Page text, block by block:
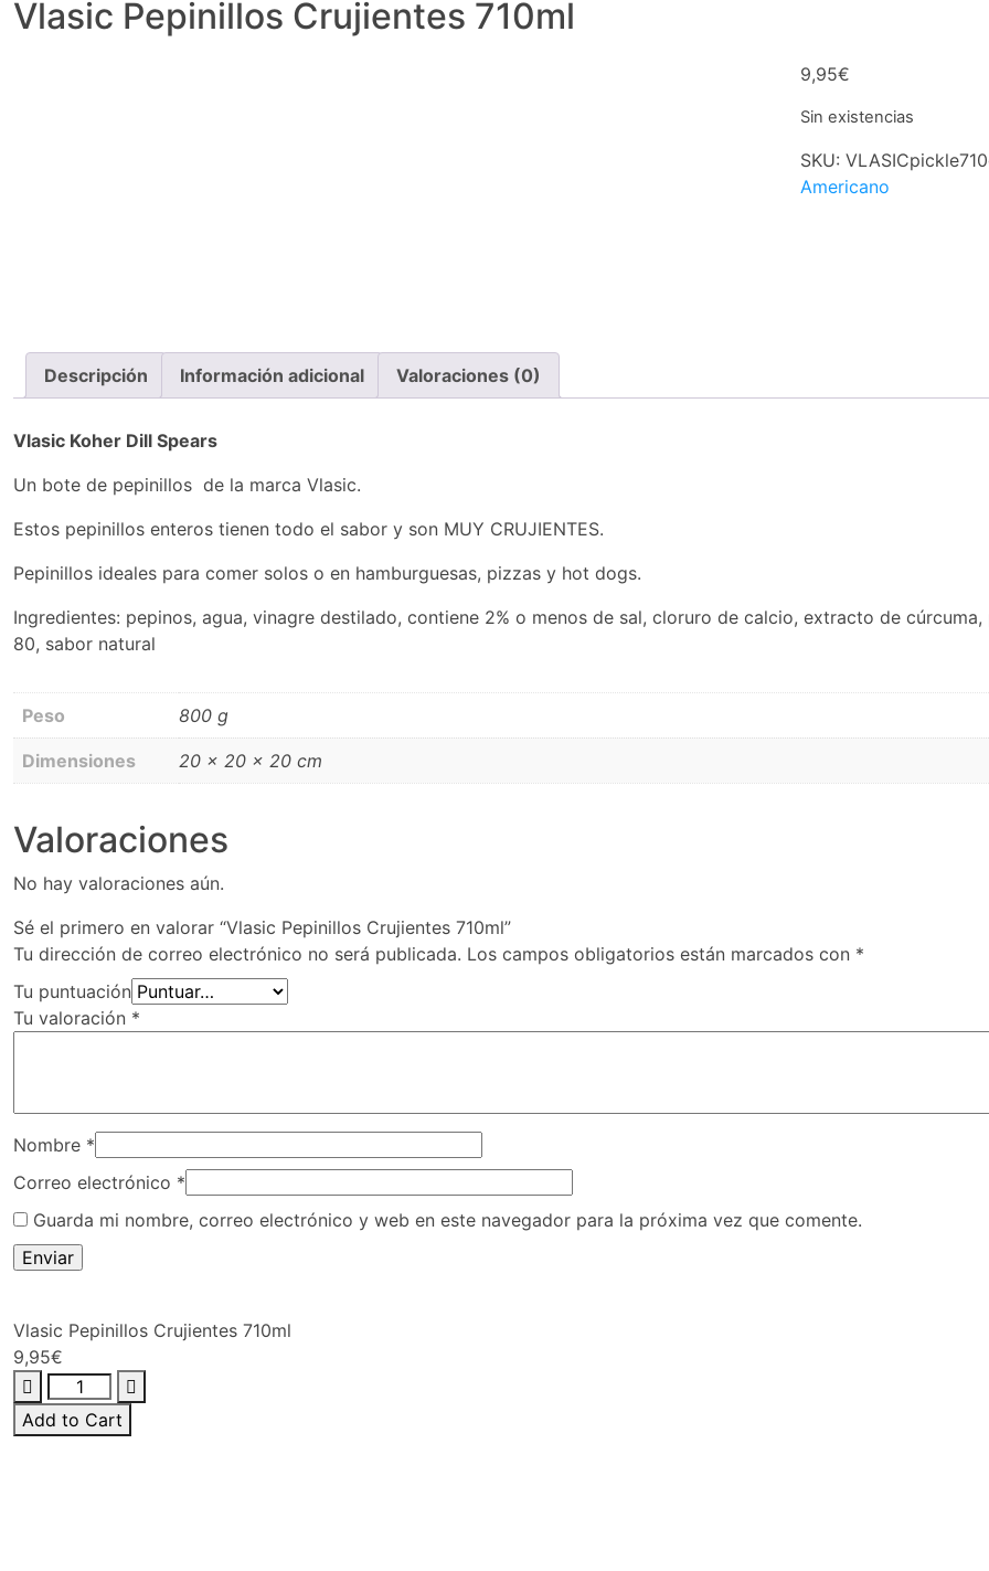
Vlasic Pepinillos Crujientes 710ml
9,95€
Sin existencias
SKU:
Americano
Descripción Información adicional Valoraciones (0)
Vlasic Koher Dill Spears
Un bote de pepinillos de la marca Vlasic.
Estos pepinillos enteros tienen todo el sabor y son MUY CRUJIENTES.
Pepinillos ideales para comer solos o en hamburguesas, pizzas y hot dogs.
Ingredientes: pepinos, agua, vinagre destilado, contiene 2% o menos de sal, cloruro de calcio, extracto de
80, sabor natural
Peso 800 g
Dimensiones 20 × 20 × 20 cm
Valoraciones
No hay valoraciones aún.
Sé el primero en valorar “Vlasic Pepinillos Crujientes 710ml”
Tu dirección de correo electrónico no será publicada. Los campos obligatorios están marcados con *
Tu puntuación
Tu valoración *
Nombre *
Correo electrónico *
Guarda mi nombre, correo electrónico y web en este navegador para la próxima vez que comente.
Vlasic Pepinillos Crujientes 710ml
9,95€
Vlasic
Pepinillos
Crujientes
Add to Cart